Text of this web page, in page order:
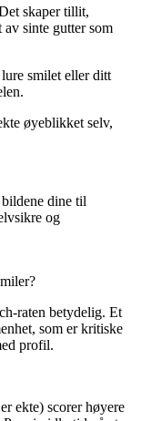
skaper tillit,
sinte gutter som
smilet eller ditt
øyeblikket selv,
dine til
og
raten betydelig. Et
som er kritiske
profil.
ekte) scorer høyere